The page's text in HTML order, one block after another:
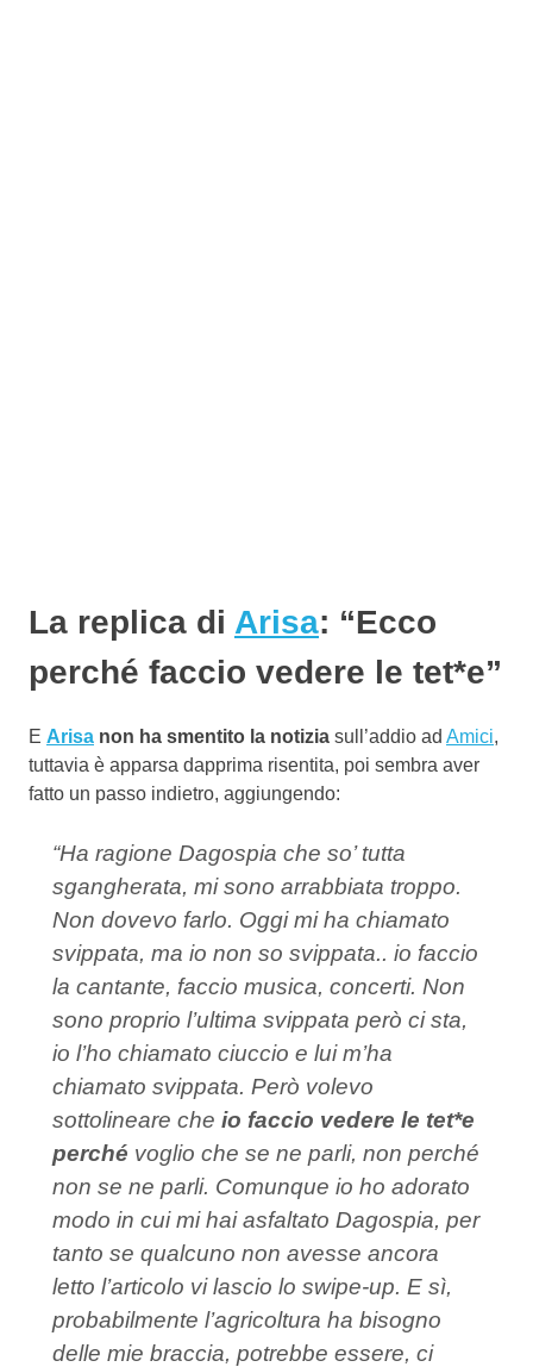
La replica di Arisa: “Ecco
perché faccio vedere le tet*e”
E Arisa non ha smentito la notizia sull’addio ad Amici,
tuttavia è apparsa dapprima risentita, poi sembra aver
fatto un passo indietro, aggiungendo:
“Ha ragione Dagospia che so’ tutta
sgangherata, mi sono arrabbiata troppo.
Non dovevo farlo. Oggi mi ha chiamato
svippata, ma io non so svippata.. io faccio
la cantante, faccio musica, concerti. Non
sono proprio l’ultima svippata però ci sta,
io l’ho chiamato ciuccio e lui m’ha
chiamato svippata. Però volevo
sottolineare che io faccio vedere le tet*e
perché voglio che se ne parli, non perché
non se ne parli. Comunque io ho adorato
modo in cui mi hai asfaltato Dagospia, per
tanto se qualcuno non avesse ancora
letto l’articolo vi lascio lo swipe-up. E sì,
probabilmente l’agricoltura ha bisogno
delle mie braccia, potrebbe essere, ci